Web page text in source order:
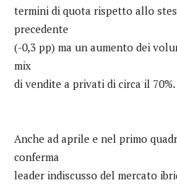
termini di quota rispetto allo
precedente
(-0,3 pp) ma un aumento dei
mix
di vendite a privati di circa il 70%.
Anche ad aprile e nel primo
conferma
leader indiscusso del mercato